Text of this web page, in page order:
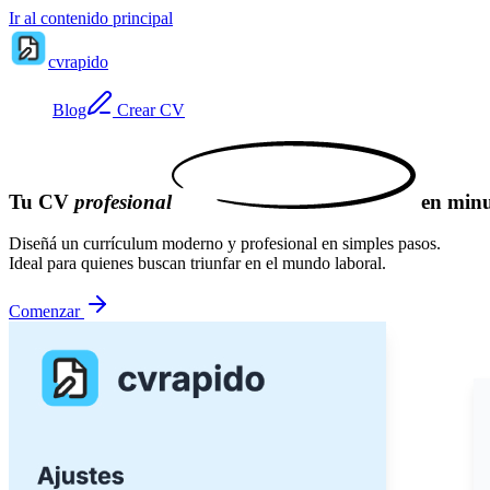
Ir al contenido principal
cvrapido
Blog Crear CV
Tu CV profesional en
Diseñá un currículum moderno y profesional en simples pasos.
Ideal para quienes buscan triunfar en el mundo laboral.
Comenzar